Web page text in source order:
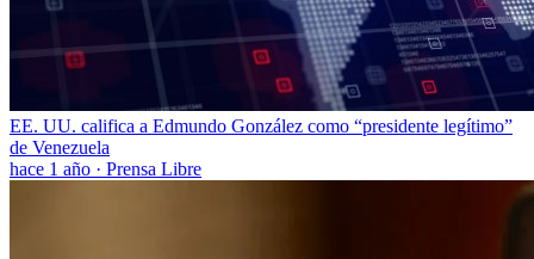
EE. UU. califica a Edmundo González como “presidente legítimo”
de Venezuela
hace 1 año · Prensa Libre